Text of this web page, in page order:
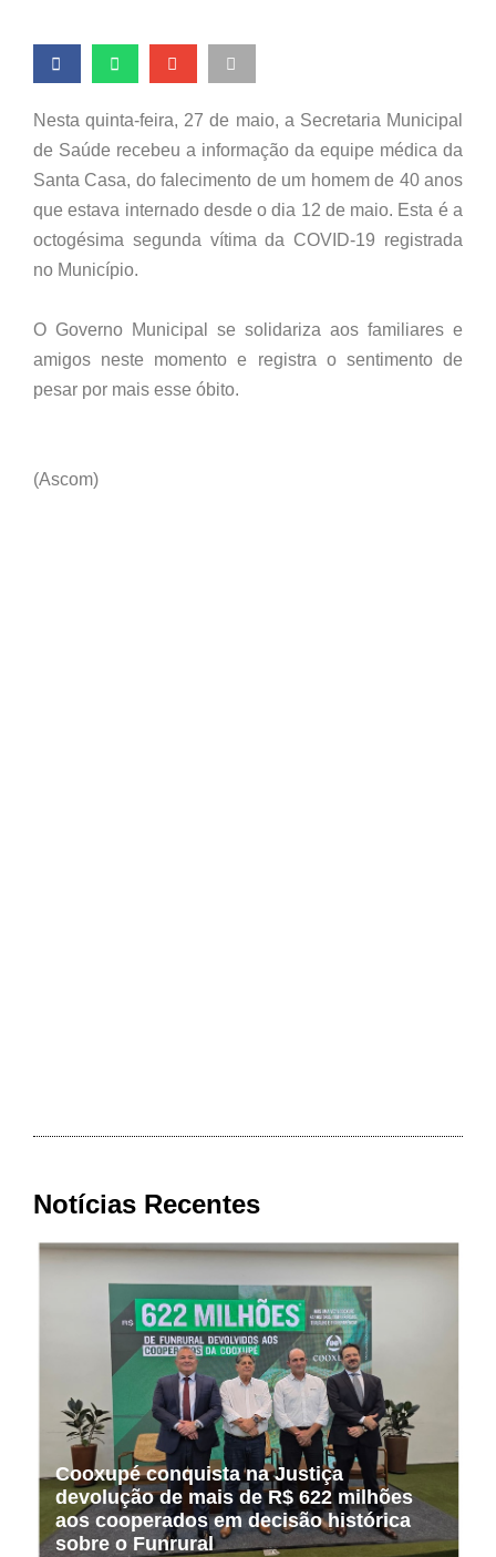
Nesta quinta-feira, 27 de maio, a Secretaria Municipal
de Saúde recebeu a informação da equipe médica da
Santa Casa, do falecimento de um homem de 40 anos
que estava internado desde o dia 12 de maio. Esta é a
octogésima segunda vítima da COVID-19 registrada
no Município.
O Governo Municipal se solidariza aos familiares e
amigos neste momento e registra o sentimento de
pesar por mais esse óbito.
(Ascom)
Notícias Recentes
Cooxupé conquista na Justiça
devolução de mais de R$ 622 milhões
aos cooperados em decisão histórica
sobre o Funrural